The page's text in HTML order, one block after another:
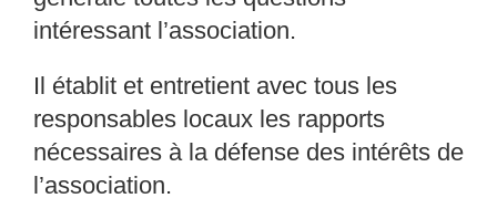
intéressant l’association.
Il établit et entretient avec tous les
responsables locaux les rapports
nécessaires à la défense des intérêts de
l’association.